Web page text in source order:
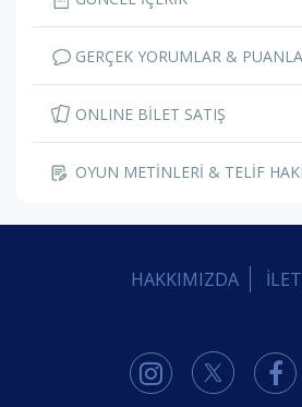
GERÇEK YORUMLAR &
ONLINE BİLET SATIŞ
OYUN METİNLERİ & TELİF
HAKKIMIZDA